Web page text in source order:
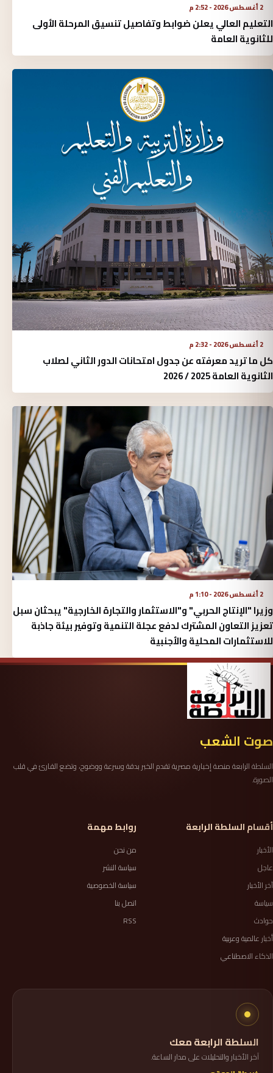
2 أغسطس 2026 - 2:52 م
التعليم العالي يعلن ضوابط وتفاصيل تنسيق المرحلة الأولى
للثانوية العامة
2 أغسطس 2026 - 2:32 م
كل ما تريد معرفته عن جدول امتحانات الدور الثاني لصلاب
الثانوية العامة 2025 / 2026
2 أغسطس 2026 - 1:10 م
وزيرا "الإنتاج الحربي" و"الاستثمار والتجارة الخارجية" يبحثان سبل
تعزيز التعاون المشترك لدفع عجلة التنمية وتوفير بيئة جاذبة
للاستثمارات المحلية والأجنبية
صوت الشعب
السلطة الرابعة منصة إخبارية مصرية تقدم الخبر بدقة وسرعة ووضوح، وتضع القارئ في قلب
الصورة.
أقسام السلطة الرابعة
الأخبار
عاجل
آخر الأخبار
سياسة
حوادث
أخبار عالمية وعربية
الذكاء الاصطناعي
روابط مهمة
من نحن
سياسة النشر
سياسة الخصوصية
اتصل بنا
RSS
السلطة الرابعة معك
آخر الأخبار والتحليلات على مدار الساعة.